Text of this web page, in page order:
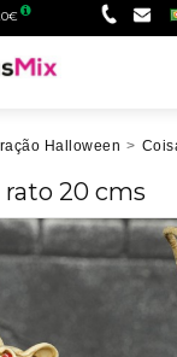
Halloween >
20 cms